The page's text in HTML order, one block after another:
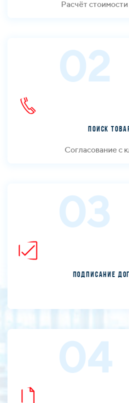
Расчёт
02
Поиск
Согласование с
03
Подписание
04